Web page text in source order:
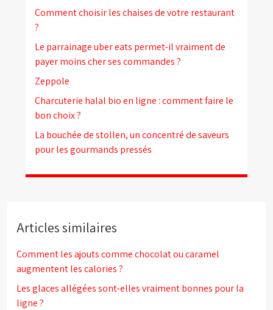
Comment choisir les chaises de votre restaurant
?
Le parrainage uber eats permet-il vraiment de
payer moins cher ses commandes ?
Zeppole
Charcuterie halal bio en ligne : comment faire le
bon choix ?
La bouchée de stollen, un concentré de saveurs
pour les gourmands pressés
Articles similaires
Comment les ajouts comme chocolat ou caramel
augmentent les calories ?
Les glaces allégées sont-elles vraiment bonnes pour la
ligne ?